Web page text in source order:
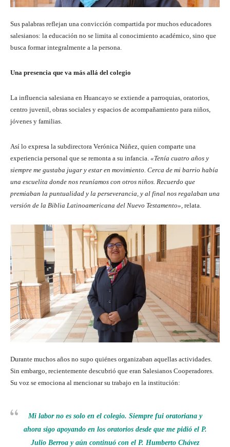
Sus palabras reflejan una convicción compartida por muchos educadores
salesianos: la educación no se limita al conocimiento académico, sino que
busca formar integralmente a la persona.
Una presencia que va más allá del colegio
La influencia salesiana en Huancayo se extiende a parroquias, oratorios,
centro juvenil, obras sociales y espacios de acompañamiento para niños,
jóvenes y familias.
Así lo expresa la subdirectora Verónica Núñez, quien comparte una
experiencia personal que se remonta a su infancia. «Tenía cuatro años y
siempre me gustaba jugar y estar en movimiento. Cerca de mi barrio había
una escuelita donde nos reuníamos con otros niños. Recuerdo que
premiaban la puntualidad y la perseverancia, y al final nos regalaban una
versión de la Biblia Latinoamericana del Nuevo Testamento», relata.
Durante muchos años no supo quiénes organizaban aquellas actividades.
Sin embargo, recientemente descubrió que eran Salesianos Cooperadores.
Su voz se emociona al mencionar su trabajo en la institución:
Mi labor no es solo en el colegio. Siempre fui oratoriana y
ahora sigo apoyando en los oratorios desde que me pidió el P.
Julio Berroa y aún continuó con el P. Humberto Chávez